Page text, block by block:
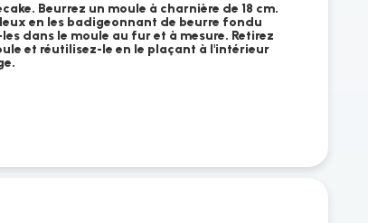
Beurrez un moule à charnière de 18 cm.
en les badigeonnant de beurre fondu
dans le moule au fur et à mesure. Retirez
et réutilisez-le en le plaçant à l'intérieur